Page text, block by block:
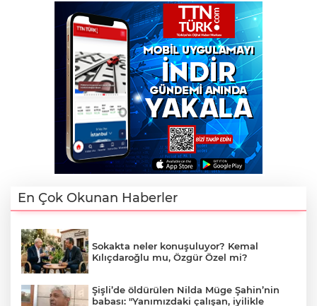
En Çok Okunan Haberler
Sokakta neler konuşuluyor? Kemal
Kılıçdaroğlu mu, Özgür Özel mi?
Şişli’de öldürülen Nilda Müge Şahin’nin
babası: "Yanımızdaki çalışan, iyilikle